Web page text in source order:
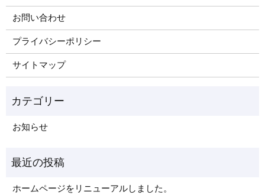
お問い合わせ
プライバシーポリシー
サイトマップ
お知らせ
ホームページをリニューアルしました。